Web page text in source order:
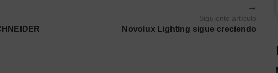
Siguiente artículo
Novolux Lighting sigue creciendo